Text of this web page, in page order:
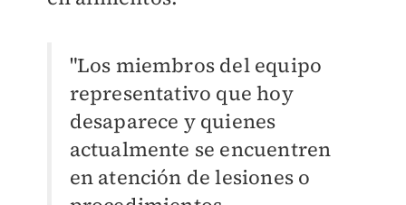
"Los miembros del equipo
representativo que hoy
desaparece y quienes
actualmente se encuentren
en atención de lesiones o